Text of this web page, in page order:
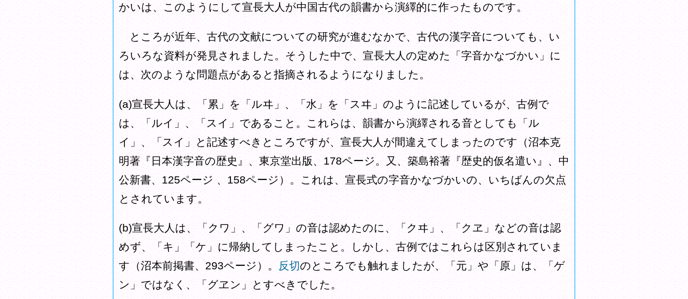
かいは、このようにして宣長大人が中国古代の韻書から演繹的に作ったものです。
ところが近年、古代の文献についての研究が進むなかで、古代の漢字音についても、い
ろいろな資料が発見されました。そうした中で、宣長大人の定めた「字音かなづかい」に
は、次のような問題点があると指摘されるようになりました。
(a)宣長大人は、「累」を「ルヰ」、「水」を「スヰ」のように記述しているが、古例で
は、「ルイ」、「スイ」であること。これらは、韻書から演繹される音としても「ル
イ」、「スイ」と記述すべきところですが、宣長大人が間違えてしまったのです（沼本克
明著『日本漢字音の歴史』、東京堂出版、178ページ。又、築島裕著『歴史的仮名遣い』、中
公新書、125ページ 、158ページ）。これは、宣長式の字音かなづかいの、いちばんの欠点
とされています。
(b)宣長大人は、「クワ」、「グワ」の音は認めたのに、「クヰ」、「クヱ」などの音は認
めず、「キ」「ケ」に帰納してしまったこと。しかし、古例ではこれらは区別されていま
す（沼本前掲書、293ページ）。
反切のところでも触れましたが、「元」や「原」は、「ゲ
ン」ではなく、「グヱン」とすべきでした。